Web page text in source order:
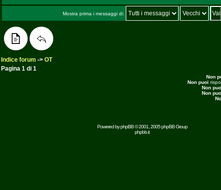
Mostra prima i messaggi di:
Indice forum -> OT
Pagina 1 di 1
Non
Non puoi
Non
Non
Powered byphpBB© 2001, 2005 phpBB Group
phpbb.it